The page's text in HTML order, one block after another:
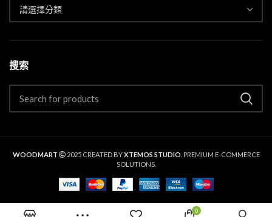
搜索
WOODMART 2025 CREATED BYXTEMOS STUDIO . PREMIUM E-COMMERCE
SOLUTIONS.
0